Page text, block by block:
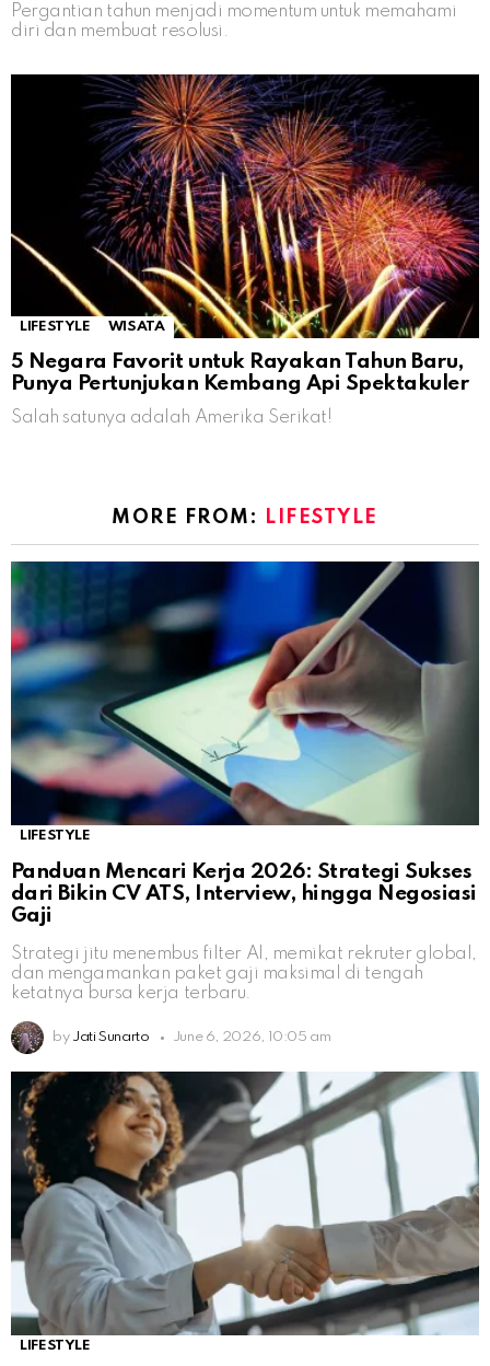
Pergantian tahun menjadi momentum untuk memahami
diri dan membuat resolusi.
LIFESTYLE WISATA
5 Negara Favorit untuk Rayakan Tahun Baru,
Punya Pertunjukan Kembang Api Spektakuler
Salah satunya adalah Amerika Serikat!
MORE FROM: LIFESTYLE
LIFESTYLE
Panduan Mencari Kerja 2026: Strategi Sukses
dari Bikin CV ATS, Interview, hingga Negosiasi
Gaji
Strategi jitu menembus filter AI, memikat rekruter global,
dan mengamankan paket gaji maksimal di tengah
ketatnya bursa kerja terbaru.
by Jati Sunarto June 6, 2026, 10:05 am
LIFESTYLE